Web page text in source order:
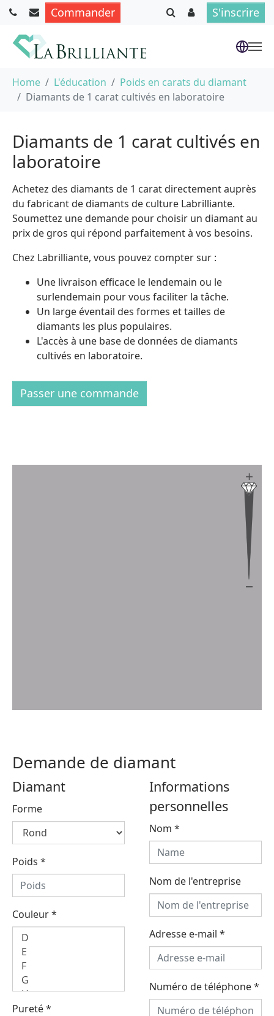
Commander S'inscrire
Home L'éducation
Poids en carats du diamant
Diamants de 1 carat cultivés en laboratoire
Diamants de 1 carat cultivés en
laboratoire
Achetez des diamants de 1 carat directement auprès
du fabricant de diamants de culture Labrilliante.
Soumettez une demande pour choisir un diamant au
prix de gros qui répond parfaitement à vos besoins.
Chez Labrilliante, vous pouvez compter sur :
Une livraison efficace le lendemain ou le
surlendemain pour vous faciliter la tâche.
Un large éventail des formes et tailles de
diamants les plus populaires.
L'accès à une base de données de diamants
cultivés en laboratoire.
Passer une commande
Demande de diamant
Diamant
Forme
Poids *
Couleur*
Pureté*
Informations
personnelles
Nom *
Nom de l'entreprise
Adresse e-mail *
Numéro de téléphone*